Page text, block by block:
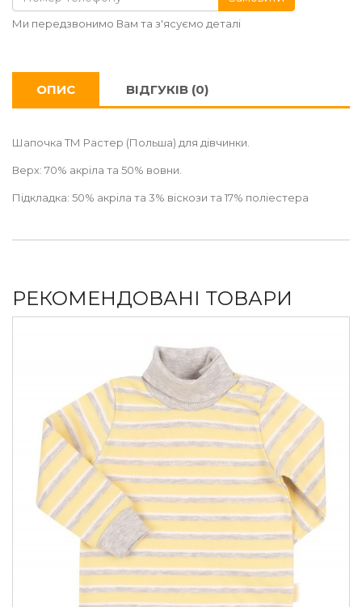
Ми передзвонимо Вам та з'ясуємо деталі
ОПИС ВІДГУКІВ (0)
Шапочка ТМ Растер (Польша) для дівчинки.
Верх: 70% акріла та 50% вовни.
Підкладка: 50% акріла та 3% віскози та 17% поліестера
РЕКОМЕНДОВАНІ ТОВАРИ